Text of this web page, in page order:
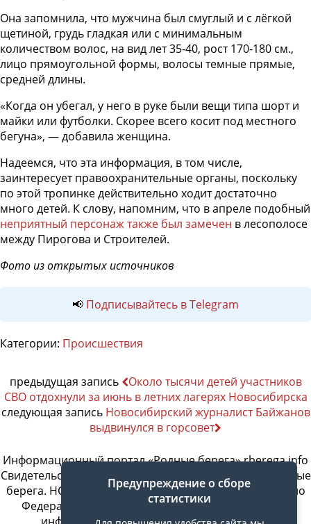
Она запомнила, что мужчина был смуглый и с лёгкой
щетиной, грудь гладкая или с минимальным
количеством волос, на вид лет 35-40, рост 170-180 см.,
лицо прямоугольной формы, волосы темные прямые,
средней длины.
«Когда он убегал, у него в руке были вещи типа шорт и
майки или футболки. Скорее всего косит под местного
бегуна», — добавила женщина.
Надеемся, что эта информация, в том числе,
заинтересует правоохранительные органы, поскольку
по этой тропинке действительно ходит достаточно
много детей. К слову, напомним, что в апреле подобный
неприятный персонаж также был замечен в лесополосе
между Пирогова и Строителей.
Фото из открытых источников
📢 Подписывайтесь в Telegram
Категории: Происшествия
предыдущая запись
Около тысячи детей участников
СВО отдохнули за июнь в летних лагерях Новосибирска
следующая запись Новосибирский журналист Байжанов
выдвинулся в горсовет
Информационный портал «Родные берега» rberega.info
Свидетельство о регистрации сетевого издания «Родные
берега. НСК»: Эл № ФС77-74717 от 11.01.2019 г., выдано
Федеральной службой по надзору в сфере связи,
Предупреждение о сборе
статистики